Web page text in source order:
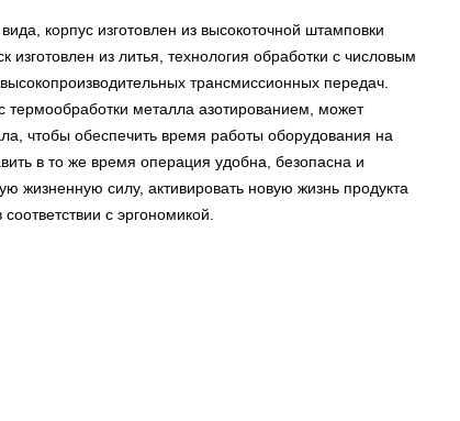
корпус изготовлен из высокоточной штамповки
из литья, технология обработки с числовым
трансмиссионных передач.
термообработки металла азотированием, может
чтобы обеспечить время работы оборудования на
в то же время операция удобна, безопасна и
жизненную силу, активировать новую жизнь продукта
с эргономикой.